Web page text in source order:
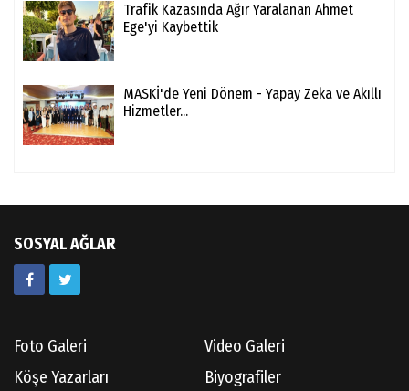
Trafik Kazasında Ağır Yaralanan Ahmet
Ege'yi Kaybettik
MASKİ'de Yeni Dönem - Yapay Zeka ve Akıllı
Hizmetler...
SOSYAL AĞLAR
Foto Galeri
Video Galeri
Köşe Yazarları
Biyografiler